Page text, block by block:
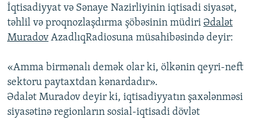
İqtisadiyyat və Sənaye Nazirliyinin iqtisadi siyasət,
təhlil və proqnozlaşdırma şöbəsinin müdiri Ədalət
Muradov AzadlıqRadiosuna müsahibəsində deyir:
«Amma birmənalı demək olar ki, ölkənin qeyri-neft
sektoru paytaxtdan kənardadır».
Ədalət Muradov deyir ki, iqtisadiyyatın şaxələnməsi
siyasətinə regionların sosial-iqtisadi dövlət